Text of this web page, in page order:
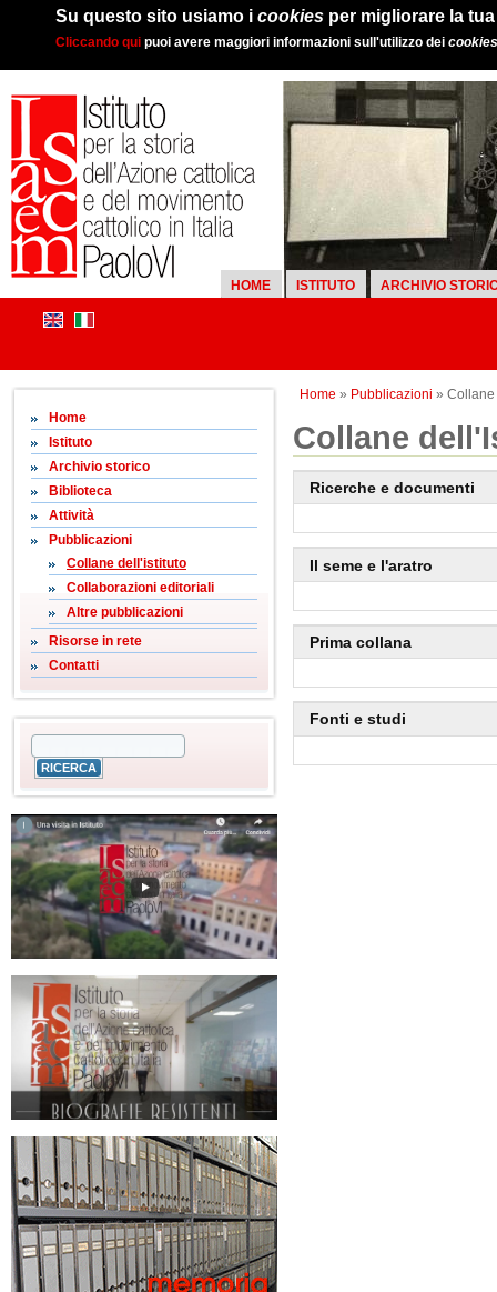
Su questo sito usiamo i cookies per migliorare la
Cliccando qui puoi avere maggiori informazioni sull'utilizzo dei cookies
HOME ISTITUTO ARCHIVIO
Home » Pubblicazioni »
Home
Istituto
Archivio storico
Biblioteca
Attività
Pubblicazioni
Collane dell'istituto
Collaborazioni editoriali
Altre pubblicazioni
Risorse in rete
Contatti
Collane
Ricerche e documenti
Il seme e l'aratro
Prima collana
Fonti e studi